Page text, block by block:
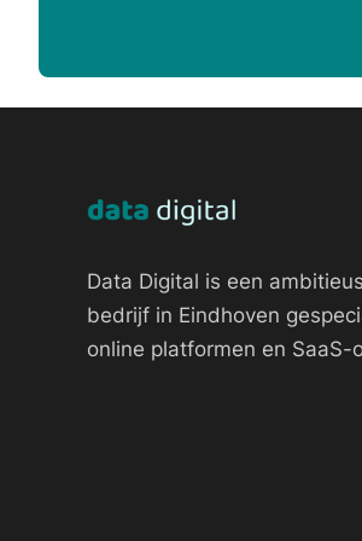
Data Digital is een
bedrijf in Eindhoven
online platformen en SaaS-